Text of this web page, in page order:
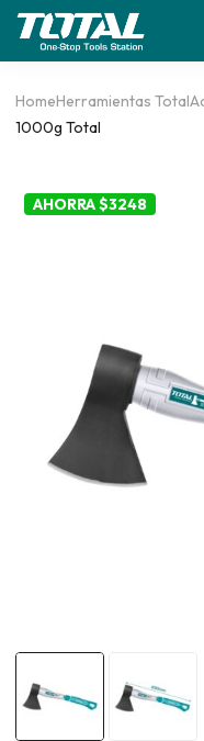
HomeHerramientas Total
1000g Total
AHORRA $3248